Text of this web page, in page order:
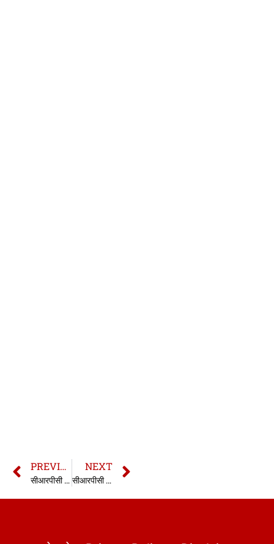
PREVIOUS
सीआरपीसी की धारा 60 | 60 CrPC in hindi
NEXT
सीआरपीसी की धारा 61 | 61 CrPC in hindi